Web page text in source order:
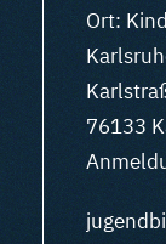
Ort:
76133